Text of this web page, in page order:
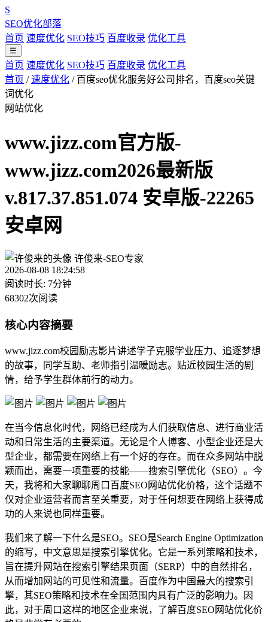
S
SEO优化部落
首页 速度优化 SEO技巧 百度收录 优化工具
☰
首页 速度优化 SEO技巧 百度收录 优化工具
首页 / 速度优化 / 百度seo优化服务好公司排名，百度seo关键
词优化
网站优化
www.jizz.com官方版-
www.jizz.com2026最新版
v.817.37.851.074 安卓版-22265
安卓网
许俊来-SEO专家
2026-08-08 18:24:58
阅读时长: 7分钟
68302次阅读
核心内容摘要
www.jizz.com校园励志影片讲述学子克服学业压力、追逐梦想
的故事，同学互助、老师指引温暖励志。贴近校园生活的剧
情，给予学生群体前行的动力。
在当今信息化时代，网络已经成为人们获取信息、进行商业活
动和日常生活的主要渠道。无论是个人博客、小型企业还是大
型企业，都需要在网络上有一个好的存在。而在众多网站中脱
颖而出，需要一项重要的技能——搜索引擎优化（SEO）。今
天，我将和大家聊聊周口百度SEO网站优化价格，这个话题不
仅对企业运营者而言至关重要，对于任何想要在网络上获得成
功的人来说也同样重要。
我们来了解一下什么是SEO。SEO是Search Engine Optimization
的缩写，中文意思是搜索引擎优化。它是一系列策略和技术，
旨在提升网站在搜索引擎结果页面（SERP）中的自然排名，
从而增加网站的可见性和流量。百度作为中国最大的搜索引
擎，其SEO策略和技术在全国范围内具有广泛的影响力。因
此，对于周口这样的地区企业来说，了解百度SEO网站优化价